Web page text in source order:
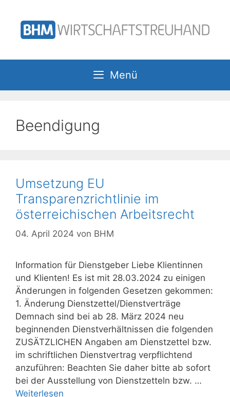
Inhalt
springen
Menü
Beendigung
Umsetzung EU
Transparenzrichtlinie im
österreichischen Arbeitsrecht
04. April 2024 von BHM
Information für Dienstgeber Liebe Klientinnen
und Klienten! Es ist mit 28.03.2024 zu einigen
Änderungen in folgenden Gesetzen gekommen:
1. Änderung Dienstzettel/Dienstverträge
Demnach sind bei ab 28. März 2024 neu
beginnenden Dienstverhältnissen die folgenden
ZUSÄTZLICHEN Angaben am Dienstzettel bzw.
im schriftlichen Dienstvertrag verpflichtend
anzuführen: Beachten Sie daher bitte ab sofort
bei der Ausstellung von Dienstzetteln bzw. …
Weiterlesen